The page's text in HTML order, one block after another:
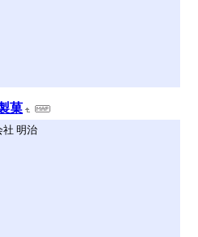
菓
社 明治